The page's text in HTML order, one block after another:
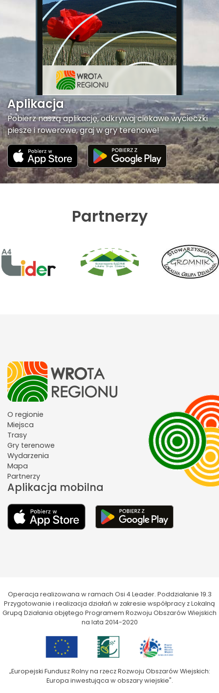
Aplikacja
Pobierz naszą aplikację, odkrywaj ciekawe wycieczki
piesze i rowerowe, graj w gry terenowe!
Partnerzy
O regionie
Miejsca
Trasy
Gry terenowe
Wydarzenia
Mapa
Partnerzy
Aplikacja mobilna
Operacja realizowana w ramach Osi 4 Leader. Poddziałanie 19.3
Przygotowanie i realizacja działań w zakresie współpracy z Lokalną
Grupą Działania objętego Programem Rozwoju Obszarów Wiejskich
na lata 2014-2020
„Europejski Fundusz Rolny na rzecz Rozwoju Obszarów Wiejskich:
Europa inwestująca w obszary wiejskie".